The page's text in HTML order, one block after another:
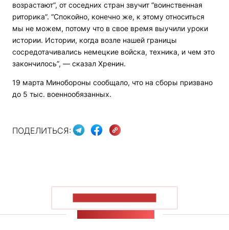
возрастают”, от соседних стран звучит “воинственная
риторика”. “Спокойно, конечно же, к этому относиться
мы не можем, потому что в свое время выучили уроки
истории. Истории, когда возле нашей границы
сосредотачивались немецкие войска, техника, и чем это
закончилось”, — сказал Хренин.
19 марта Минобороны сообщало, что на сборы призвано
до 5 тыс. военнообязанных.
ПОДЕЛИТЬСЯ: